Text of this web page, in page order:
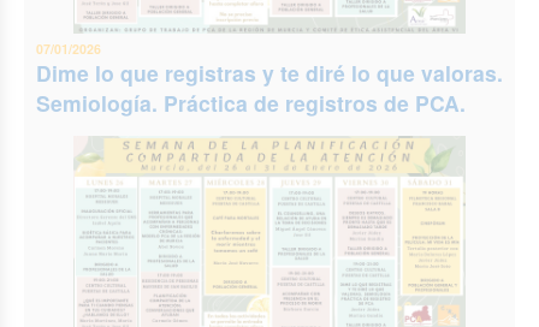
07/01/2026
Dime lo que registras y te diré lo que valoras.
Semiología. Práctica de registros de PCA.